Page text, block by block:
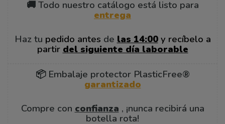
🚚 Todo nuestro catálogo está listo para
entrega
Haz tu pedido antes de las 14:00 y recíbelo a
partir del siguiente día laborable
📦 Embalaje protector PlasticFree®
garantizado
Compre con confianza , ¡nunca recibirá una
botella rota!